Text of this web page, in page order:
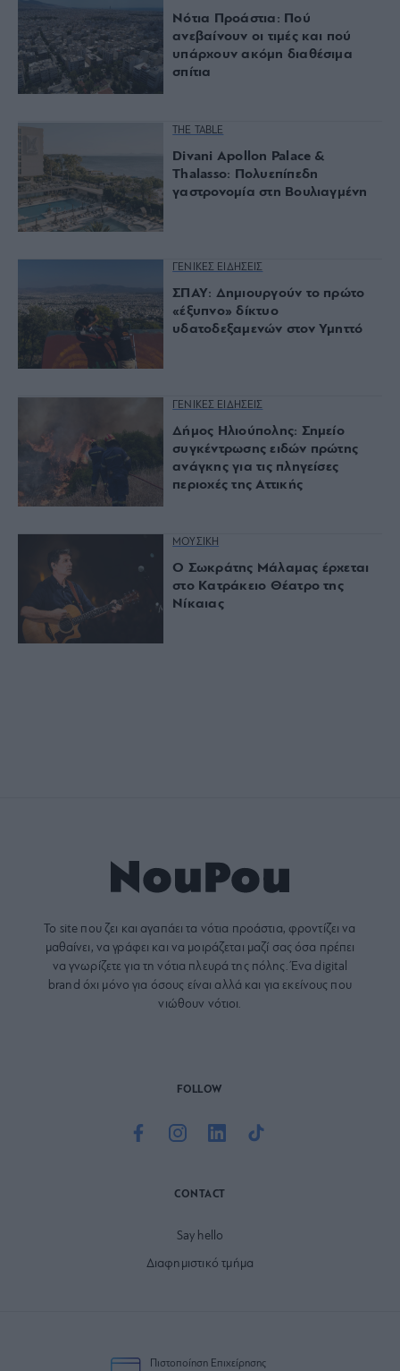
Νότια Προάστια: Πού
ανεβαίνουν οι τιμές και πού
υπάρχουν ακόμη διαθέσιμα
σπίτια
THE TABLE
Divani Apollon Palace &
Thalasso: Πολυεπίπεδη
γαστρονομία στη Βουλιαγμένη
ΓΕΝΙΚΕΣ ΕΙΔΗΣΕΙΣ
ΣΠΑΥ: Δημιουργούν το πρώτο
«έξυπνο» δίκτυο
υδατοδεξαμενών στον Υμηττό
ΓΕΝΙΚΕΣ ΕΙΔΗΣΕΙΣ
Δήμος Ηλιούπολης: Σημείο
συγκέντρωσης ειδών πρώτης
ανάγκης για τις πληγείσες
περιοχές της Αττικής
ΜΟΥΣΙΚΗ
O Σωκράτης Μάλαμας έρχεται
στο Κατράκειο Θέατρο της
Νίκαιας
Το site που ζει και αγαπάει τα νότια προάστια, φροντίζει να
μαθαίνει, να γράφει και να μοιράζεται μαζί σας όσα πρέπει
να γνωρίζετε για τη νότια πλευρά της πόλης. Ένα digital
brand όχι μόνο για όσους είναι αλλά και για εκείνους που
νιώθουν νότιοι.
FOLLOW
CONTACT
Say hello
Διαφημιστικό τμήμα
Πιστοποίηση Επιχείρησης